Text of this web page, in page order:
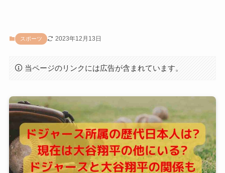
スポーツ 2023年12月13日
当ページのリンクには広告が含まれています。